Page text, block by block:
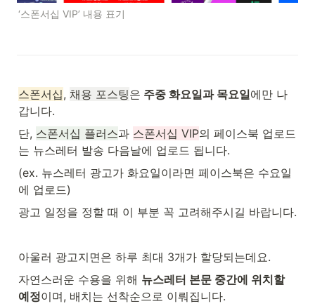
‘스폰서십 VIP’ 내용 표기
스폰서십, 채용 포스팅은 주중 화요일과 목요일에만 나
갑니다.
단, 스폰서십 플러스과 스폰서십 VIP의 페이스북 업로드
는 뉴스레터 발송 다음날에 업로드 됩니다.
(ex. 뉴스레터 광고가 화요일이라면 페이스북은 수요일
에 업로드)
광고 일정을 정할 때 이 부분 꼭 고려해주시길 바랍니다.
아울러 광고지면은 하루 최대 3개가 할당되는데요.
자연스러운 수용을 위해 뉴스레터 본문 중간에 위치할
예정이며, 배치는 선착순으로 이뤄집니다.